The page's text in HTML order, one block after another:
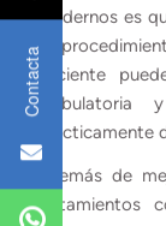
modernos es
a
paciente
ambulatoria
prácticamente
Además de
tratamientos
Contacta